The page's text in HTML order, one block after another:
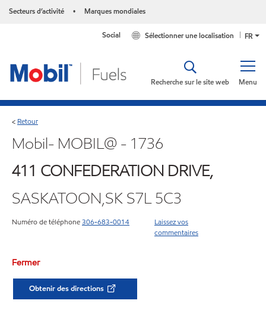
Secteurs d’activité • Marques mondiales
FR
Sélectionner une localisation
Social
Menu
Recherche sur le site web
< Retour
Mobil- MOBIL@ - 1736
411 CONFEDERATION DRIVE,
SASKATOON,SK S7L 5C3
Numéro de téléphone306-683-0014
Laissez vos
commentaires
Fermer
Obtenir des directions